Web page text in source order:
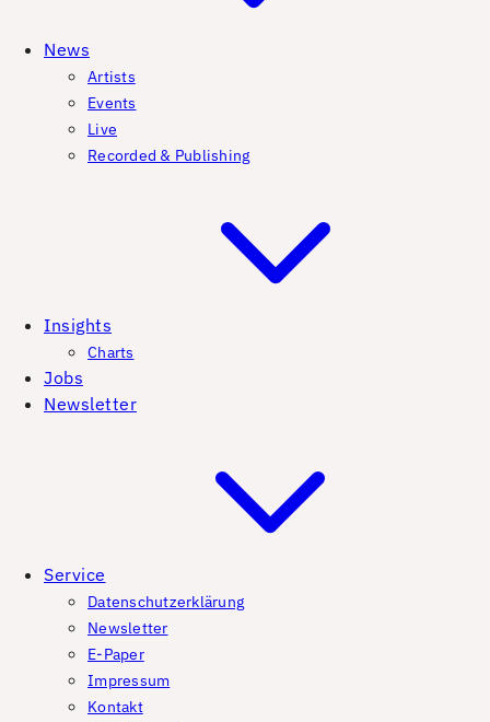
News
Artists
Events
Live
Recorded & Publishing
Insights
Charts
Jobs
Newsletter
Service
Datenschutzerklärung
Newsletter
E-Paper
Impressum
Kontakt